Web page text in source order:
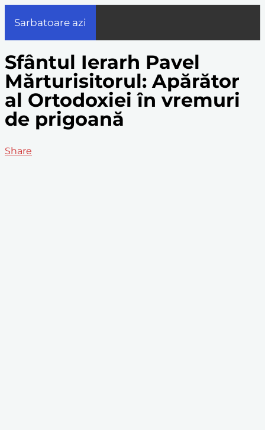
Sarbatoare azi
Sfântul Ierarh Pavel
Mărturisitorul: Apărător
al Ortodoxiei în vremuri
de prigoană
Share